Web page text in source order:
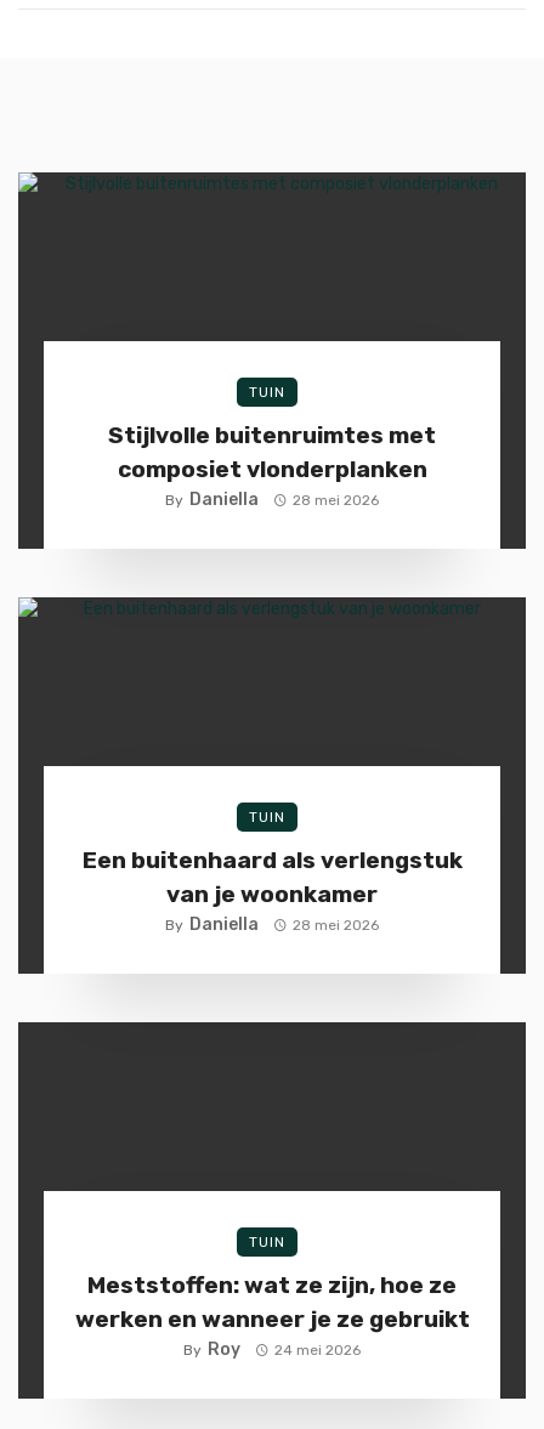
TUIN
Stijlvolle buitenruimtes met
composiet vlonderplanken
By Daniella 28 mei 2026
TUIN
Een buitenhaard als verlengstuk
van je woonkamer
By Daniella 28 mei 2026
TUIN
Meststoffen: wat ze zijn, hoe ze
werken en wanneer je ze gebruikt
By Roy 24 mei 2026